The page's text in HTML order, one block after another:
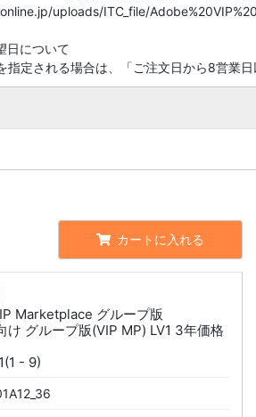
uploads/ITC_file/
日について
指定される場合は、「ご注文日から8営業
カートに入れる
Marketplace グループ版
グループ版(VIP MP) LV1 3年価格
- 9)